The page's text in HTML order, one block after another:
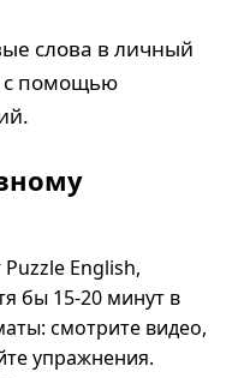
слова в личный
с помощью
English,
бы 15-20 минут в
смотрите видео,
упражнения.